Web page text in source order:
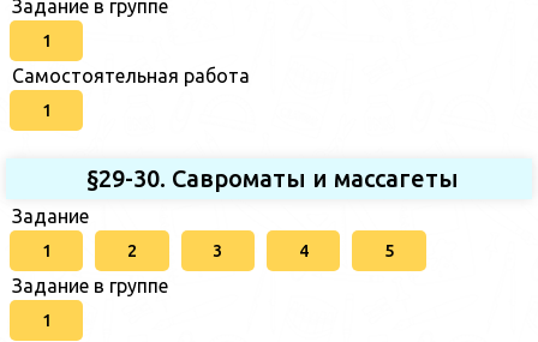
Задание в группе
1
Самостоятельная работа
1
§29-30. Савроматы и массагеты
Задание
1 2 3 4 5
Задание в группе
1